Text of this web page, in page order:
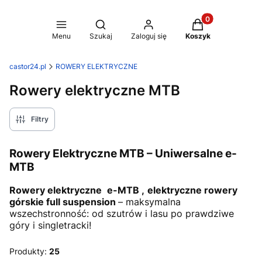
Menu
Otwórz wyszukiwarkę
Szukaj Zaloguj się
Produkty w
Koszyk
castor24.pl ROWERY ELEKTRYCZNE
Rowery elektryczne MTB
Filtry
Rowery Elektryczne MTB – Uniwersalne e-
MTB
Rowery elektryczne e-MTB , elektryczne rowery
górskie full suspension – maksymalna
wszechstronność: od szutrów i lasu po prawdziwe
góry i singletracki!
Produkty: 25